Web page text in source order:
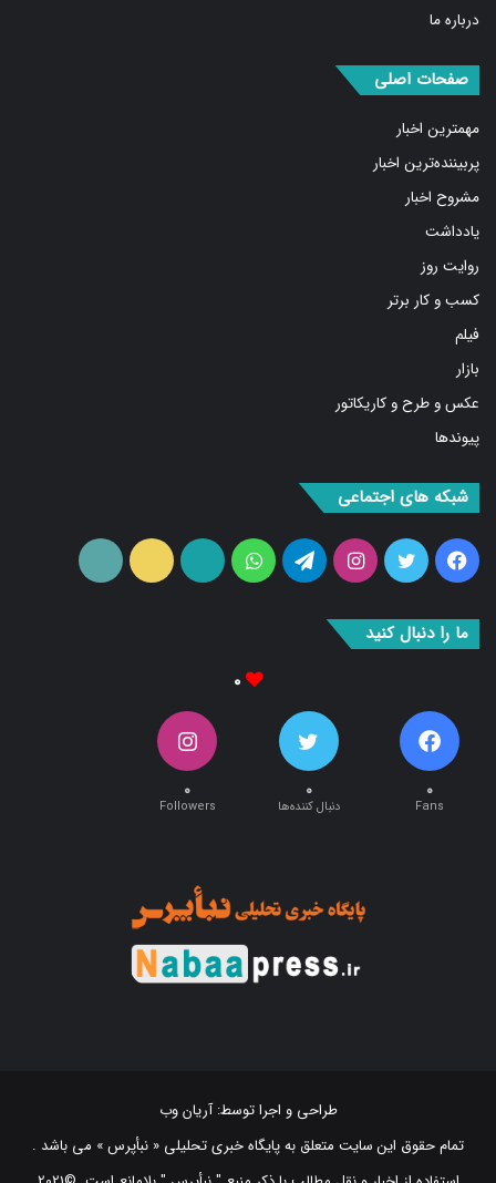
درباره ما
صفحات اصلی
مهمترین اخبار
پربیننده‌ترین اخبار
مشروح اخبار
یادداشت
روایت روز
کسب و کار برتر
فیلم
بازار
عکس و طرح و کاریکاتور
پیوندها
شبکه های اجتماعی
فیس
توییتر اینستاگرامتلگرام واتس
آپارات ایتا
ما را دنبال کنید
۰
۰
Fans
۰
دنبال کننده‌ها
۰
Followers
طراحی و اجرا توسط:آریان وب
تمام حقوق این سایت متعلق به پایگاه خبری تحلیلی « نبأپرس » می باشد .